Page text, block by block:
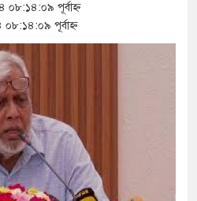
নির্দেশ
কেশবপুর গ্রাম
পূর্বাহ্ন
পূর্বাহ্ন